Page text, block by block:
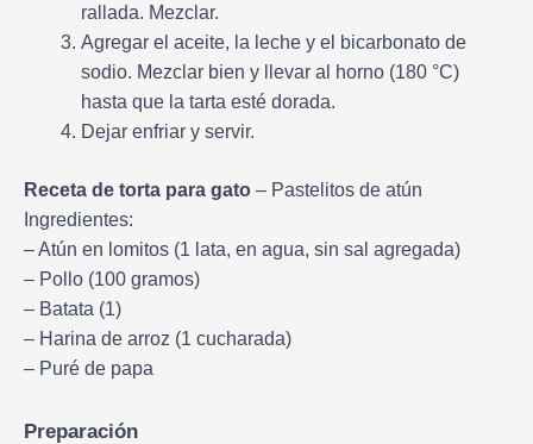
rallada. Mezclar.
Agregar el aceite, la leche y el bicarbonato de
sodio. Mezclar bien y llevar al horno (180 °C)
hasta que la tarta esté dorada.
Dejar enfriar y servir.
Receta de torta para gato – Pastelitos de atún
Ingredientes:
– Atún en lomitos (1 lata, en agua, sin sal agregada)
– Pollo (100 gramos)
– Batata (1)
– Harina de arroz (1 cucharada)
– Puré de papa
Preparación